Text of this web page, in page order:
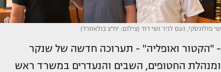
שי פולונסקי, נעם לניר ושי דוד (צילום: יח''צ בולאוורד)
- "הקטור ואופליה" - תערוכה חדשה של שנקר
ומנהלת החטופים, השבים והנעדרים במשרד ראש